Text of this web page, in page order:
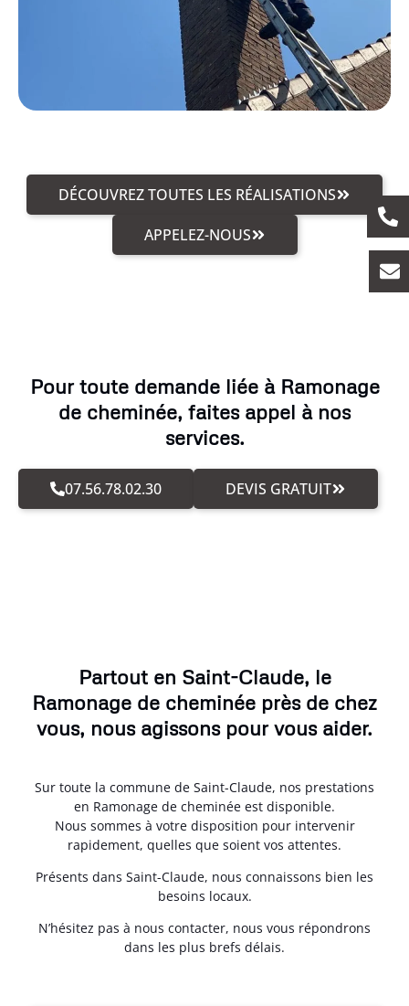
DÉCOUVREZ TOUTES LES RÉALISATIONS
APPELEZ-NOUS
Pour toute demande liée à Ramonage
de cheminée, faites appel à nos
services.
07.56.78.02.30 DEVIS GRATUIT
Partout en Saint-Claude, le
Ramonage de cheminée près de chez
vous, nous agissons pour vous aider.
Sur toute la commune de Saint-Claude, nos prestations
en Ramonage de cheminée est disponible.
Nous sommes à votre disposition pour intervenir
rapidement, quelles que soient vos attentes.
Présents dans Saint-Claude, nous connaissons bien les
besoins locaux.
N’hésitez pas à nous contacter, nous vous répondrons
dans les plus brefs délais.